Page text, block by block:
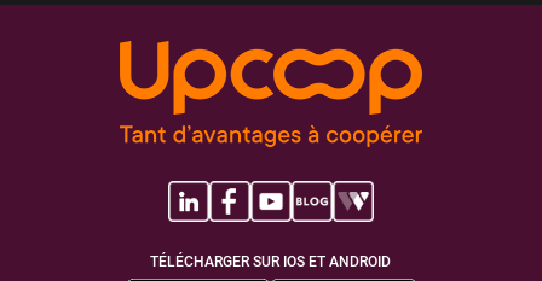
TÉLÉCHARGER SUR IOS ET ANDROID